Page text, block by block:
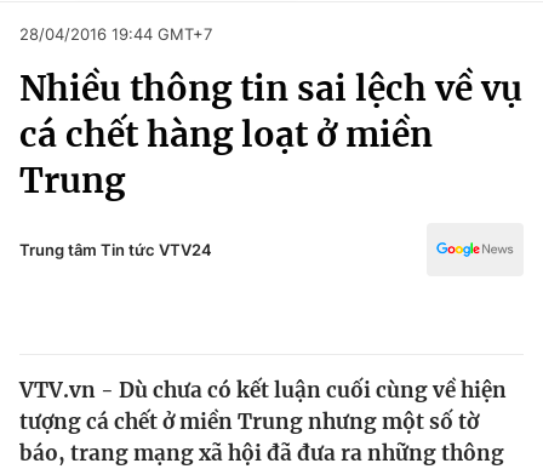
Chuyên mục
Chính trị
Thế giới
Xã hội
Pháp luật
Kinh tế
Thể thao
Truyền hình
Văn hóa - Giải trí
28/04/2016 19:44 GMT+7
Nhiều thông tin sai lệch về vụ
cá chết hàng loạt ở miền
Trung
Trung tâm Tin tức VTV24
VTV.vn - Dù chưa có kết luận cuối cùng về hiện
tượng cá chết ở miền Trung nhưng một số tờ
báo, trang mạng xã hội đã đưa ra những thông